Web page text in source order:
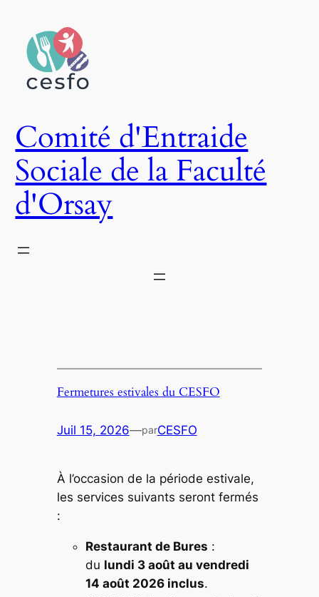
contenu
Comité d'Entraide
Sociale de la Faculté
d'Orsay
Fermetures estivales du CESFO
Juil 15, 2026—parCESFO
À l’occasion de la période estivale,
les services suivants seront fermés
:
Restaurant de Bures :
du lundi 3 août au vendredi
14 août 2026 inclus.